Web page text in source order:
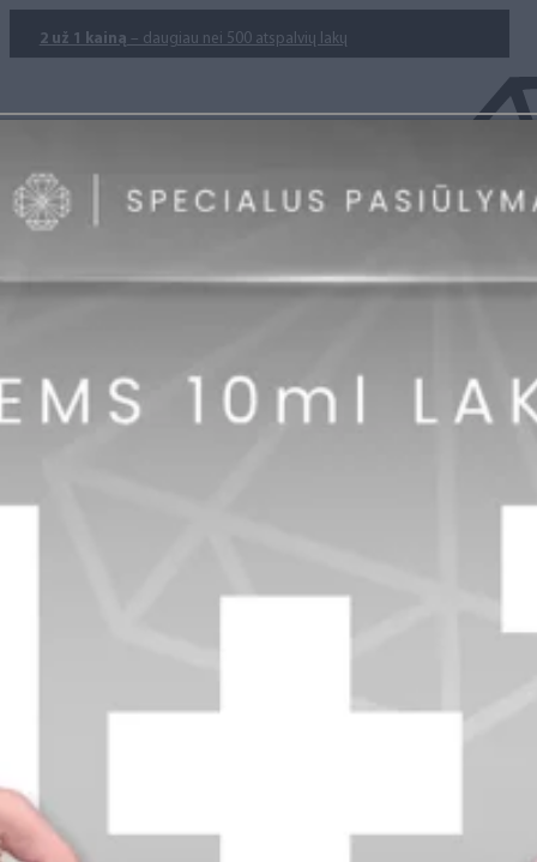
2 už 1 kainą – daugiau nei 500 atspalvių lakų
info@diamondline.lt